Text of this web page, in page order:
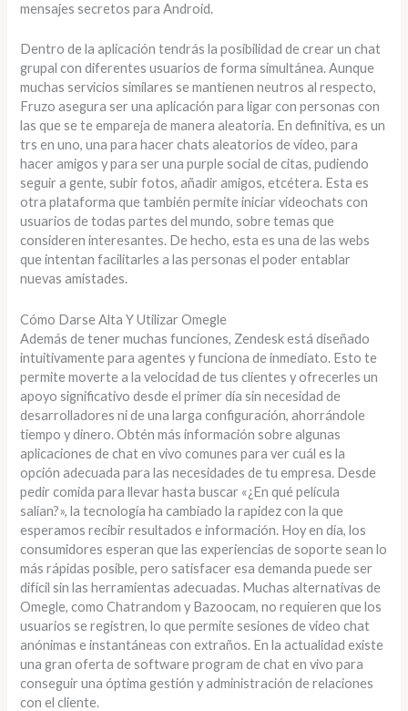
mensajes secretos para Android.
Dentro de la aplicación tendrás la posibilidad de crear un chat
grupal con diferentes usuarios de forma simultánea. Aunque
muchas servicios similares se mantienen neutros al respecto,
Fruzo asegura ser una aplicación para ligar con personas con
las que se te empareja de manera aleatoria. En definitiva, es un
trs en uno, una para hacer chats aleatorios de vídeo, para
hacer amigos y para ser una purple social de citas, pudiendo
seguir a gente, subir fotos, añadir amigos, etcétera. Esta es
otra plataforma que también permite iniciar videochats con
usuarios de todas partes del mundo, sobre temas que
consideren interesantes. De hecho, esta es una de las webs
que intentan facilitarles a las personas el poder entablar
nuevas amistades.
Cómo Darse Alta Y Utilizar Omegle
Además de tener muchas funciones, Zendesk está diseñado
intuitivamente para agentes y funciona de inmediato. Esto te
permite moverte a la velocidad de tus clientes y ofrecerles un
apoyo significativo desde el primer día sin necesidad de
desarrolladores ni de una larga configuración, ahorrándole
tiempo y dinero. Obtén más información sobre algunas
aplicaciones de chat en vivo comunes para ver cuál es la
opción adecuada para las necesidades de tu empresa. Desde
pedir comida para llevar hasta buscar «¿En qué película
salían?», la tecnología ha cambiado la rapidez con la que
esperamos recibir resultados e información. Hoy en día, los
consumidores esperan que las experiencias de soporte sean lo
más rápidas posible, pero satisfacer esa demanda puede ser
difícil sin las herramientas adecuadas. Muchas alternativas de
Omegle, como Chatrandom y Bazoocam, no requieren que los
usuarios se registren, lo que permite sesiones de video chat
anónimas e instantáneas con extraños. En la actualidad existe
una gran oferta de software program de chat en vivo para
conseguir una óptima gestión y administración de relaciones
con el cliente.